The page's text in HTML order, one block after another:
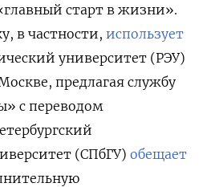
старт в жизни».
в частности, использует
университет (РЭУ)
предлагая службу
с переводом
(СПбГУ) обещает